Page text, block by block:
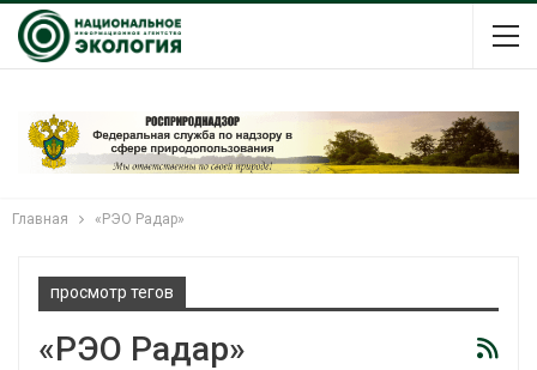
Главная «РЭО Радар»
просмотр тегов
«РЭО Радар»